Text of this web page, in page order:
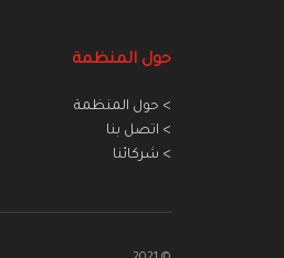
حول المنظمة
> حول المنظمة
> اتصل بنا
> شركائنا